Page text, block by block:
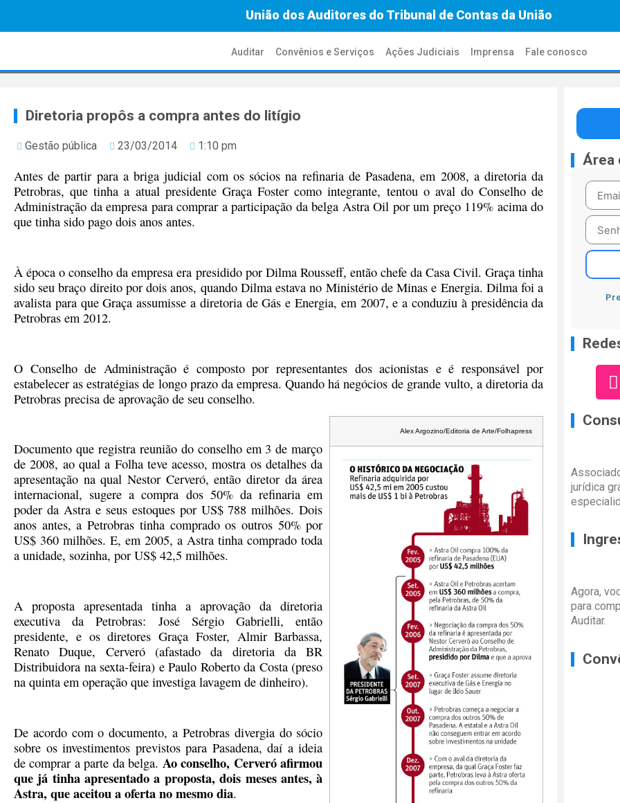
União dos Auditores do Tribunal de Contas da União
Auditar Convênios e Serviços Ações Judiciais Imprensa Fale conosco
Diretoria propôs a compra antes do litígio
Gestão pública 23/03/2014 1:10 pm
Antes de partir para a briga judicial com os sócios na refinaria de Pasadena, em 2008, a diretoria da
Petrobras, que tinha a atual presidente Graça Foster como integrante, tentou o aval do Conselho de
Administração da empresa para comprar a participação da belga Astra Oil por um preço 119% acima do
que tinha sido pago dois anos antes.
À época o conselho da empresa era presidido por Dilma Rousseff, então chefe da Casa Civil. Graça tinha
sido seu braço direito por dois anos, quando Dilma estava no Ministério de Minas e Energia. Dilma foi a
avalista para que Graça assumisse a diretoria de Gás e Energia, em 2007, e a conduziu à presidência da
Petrobras em 2012.
O Conselho de Administração é composto por representantes dos acionistas e é responsável por
estabelecer as estratégias de longo prazo da empresa. Quando há negócios de grande vulto, a diretoria da
Petrobras precisa de aprovação de seu conselho.
Alex Argozino/Editoria de Arte/Folhapress
Documento que registra reunião do conselho em 3 de março
de 2008, ao qual a Folha teve acesso, mostra os detalhes da
apresentação na qual Nestor Cerveró, então diretor da área
internacional, sugere a compra dos 50% da refinaria em
poder da Astra e seus estoques por US$ 788 milhões. Dois
anos antes, a Petrobras tinha comprado os outros 50% por
US$ 360 milhões. E, em 2005, a Astra tinha comprado toda
a unidade, sozinha, por US$ 42,5 milhões.
A proposta apresentada tinha a aprovação da diretoria
executiva da Petrobras: José Sérgio Gabrielli, então
presidente, e os diretores Graça Foster, Almir Barbassa,
Renato Duque, Cerveró (afastado da diretoria da BR
Distribuidora na sexta-feira) e Paulo Roberto da Costa (preso
na quinta em operação que investiga lavagem de dinheiro).
De acordo com o documento, a Petrobras divergia do sócio
sobre os investimentos previstos para Pasadena, daí a ideia
de comprar a parte da belga. Ao conselho, Cerveró afirmou
que já tinha apresentado a proposta, dois meses antes, à
Astra, que aceitou a oferta no mesmo dia.
Área
jurídica
Agora,
para
Auditar.